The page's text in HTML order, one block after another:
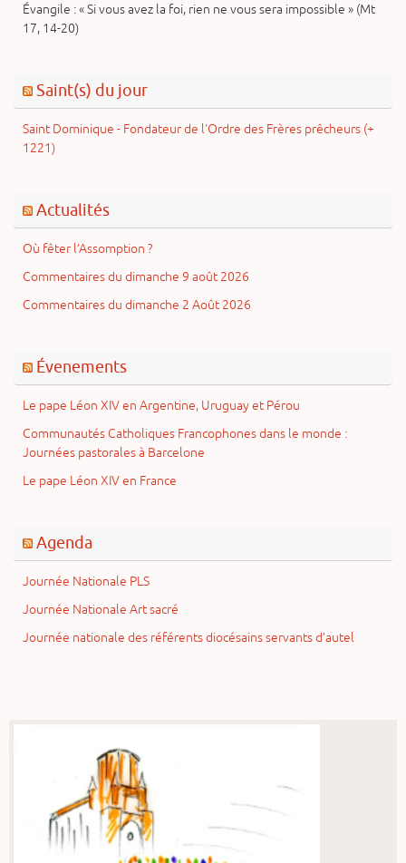
Évangile : « Si vous avez la foi, rien ne vous sera impossible » (Mt
17, 14-20)
Saint(s) du jour
Saint Dominique - Fondateur de l'Ordre des Frères prêcheurs (+
1221)
Actualités
Où fêter l’Assomption ?
Commentaires du dimanche 9 août 2026
Commentaires du dimanche 2 Août 2026
Évenements
Le pape Léon XIV en Argentine, Uruguay et Pérou
Communautés Catholiques Francophones dans le monde :
Journées pastorales à Barcelone
Le pape Léon XIV en France
Agenda
Journée Nationale PLS
Journée Nationale Art sacré
Journée nationale des référents diocésains servants d’autel